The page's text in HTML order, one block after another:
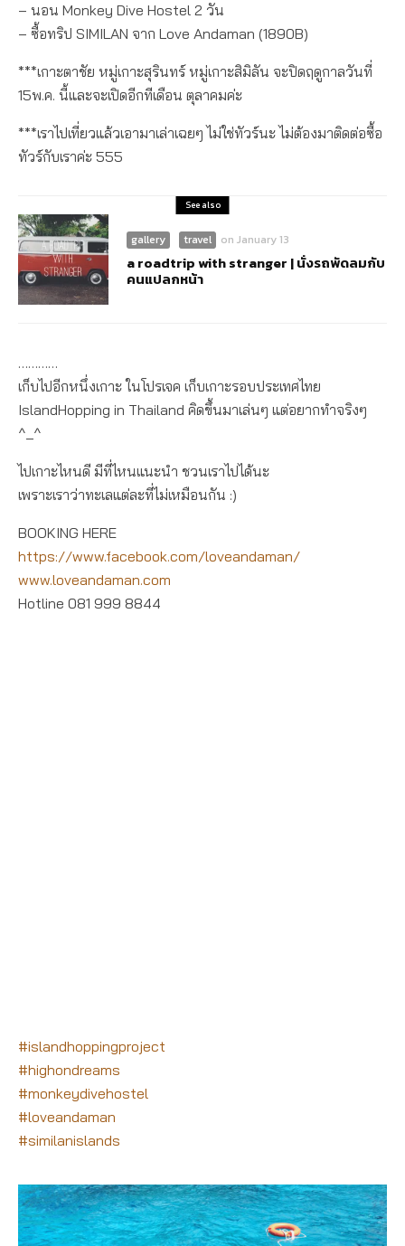
– นอน Monkey Dive Hostel 2 วัน
– ซื้อทริป SIMILAN จาก Love Andaman (1890B)
***เกาะตาชัย หมู่เกาะสุรินทร์ หมู่เกาะสิมิลัน จะปิดฤดูกาลวันที่
15พ.ค. นี้และจะเปิดอีกทีเดือน ตุลาคมค่ะ
***เราไปเที่ยวแล้วเอามาเล่าเฉยๆ ไม่ใช่ทัวร์นะ ไม่ต้องมาติดต่อซื้อ
ทัวร์กับเราค่ะ 555
See also
gallery travel on January 13
a roadtrip with stranger | นั่งรถพัดลมกับ
คนแปลกหน้า
…………
เก็บไปอีกหนึ่งเกาะ ในโปรเจค เก็บเกาะรอบประเทศไทย
IslandHopping in Thailand คิดขึ้นมาเล่นๆ แต่อยากทำจริงๆ
^_^
ไปเกาะไหนดี มีที่ไหนแนะนำ ชวนเราไปได้นะ
เพราะเราว่าทะเลแต่ละที่ไม่เหมือนกัน :)
BOOKING HERE
https://www.facebook.com/loveandaman/
www.loveandaman.com
Hotline 081 999 8844
#islandhoppingproject
#highondreams
#monkeydivehostel
#loveandaman
#similanislands